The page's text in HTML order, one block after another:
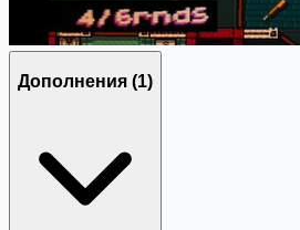
Дополнения (1)